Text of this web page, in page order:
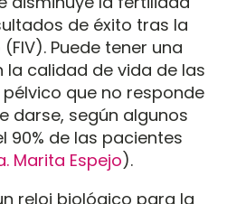
de éxito tras la
Puede tener una
la calidad de vida de las
que no responde
darse, según algunos
90% de las pacientes
Marita Espejo).
reloj biológico para la